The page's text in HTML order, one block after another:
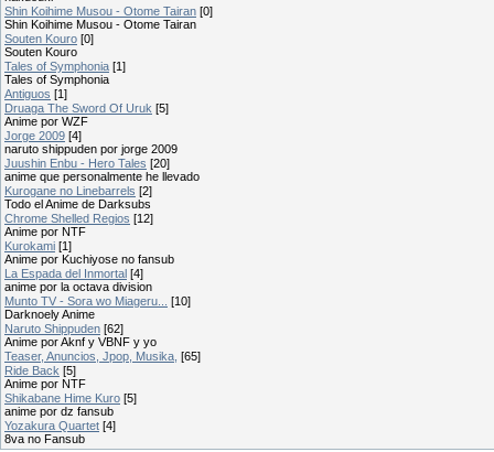
Shin Koihime Musou - Otome Tairan [0]
Shin Koihime Musou - Otome Tairan
Souten Kouro [0]
Souten Kouro
Tales of Symphonia [1]
Tales of Symphonia
Antiguos [1]
Druaga The Sword Of Uruk [5]
Anime por WZF
Jorge 2009 [4]
naruto shippuden por jorge 2009
Juushin Enbu - Hero Tales [20]
anime que personalmente he llevado
Kurogane no Linebarrels [2]
Todo el Anime de Darksubs
Chrome Shelled Regios [12]
Anime por NTF
Kurokami [1]
Anime por Kuchiyose no fansub
La Espada del Inmortal [4]
anime por la octava division
Munto TV - Sora wo Miageru...
[10]
Darknoely Anime
Naruto Shippuden [62]
Anime por Aknf y VBNF y yo
Teaser, Anuncios, Jpop, Musika, [65]
Ride Back [5]
Anime por NTF
Shikabane Hime Kuro [5]
anime por dz fansub
Yozakura Quartet [4]
8va no Fansub